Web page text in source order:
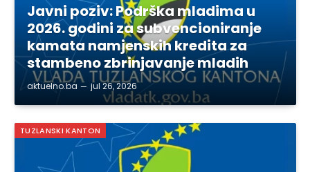
Javni poziv: Podrška mladima u
2026. godini za subvencioniranje
kamata namjenskih kredita za
stambeno zbrinjavanje mladih
aktuelno.ba jul 26, 2026
TUZLANSKI KANTON